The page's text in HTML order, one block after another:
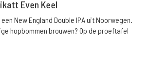
Even Keel
New England Double IPA uit Noorwegen.
hopbommen brouwen? Op de proeftafel